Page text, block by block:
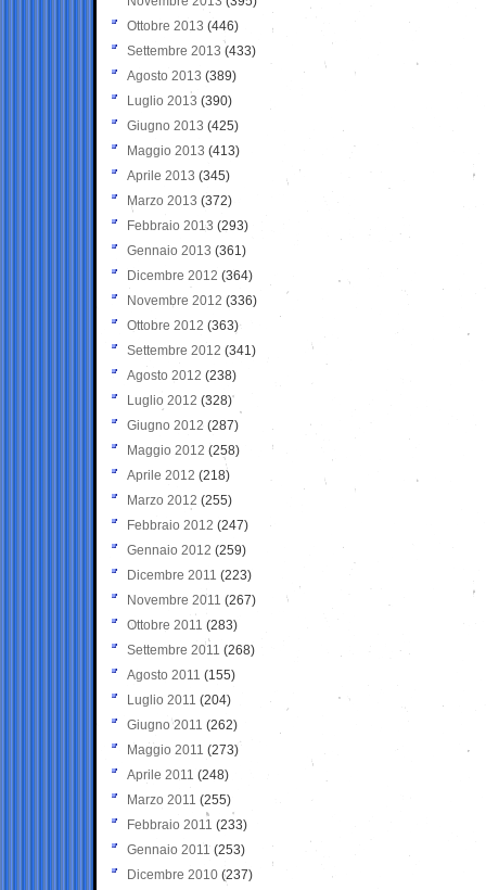
Ottobre 2013 (446)
Settembre 2013 (433)
Agosto 2013 (389)
Luglio 2013 (390)
Giugno 2013 (425)
Maggio 2013 (413)
Aprile 2013 (345)
Marzo 2013 (372)
Febbraio 2013 (293)
Gennaio 2013 (361)
Dicembre 2012 (364)
Novembre 2012 (336)
Ottobre 2012 (363)
Settembre 2012 (341)
Agosto 2012 (238)
Luglio 2012 (328)
Giugno 2012 (287)
Maggio 2012 (258)
Aprile 2012 (218)
Marzo 2012 (255)
Febbraio 2012 (247)
Gennaio 2012 (259)
Dicembre 2011 (223)
Novembre 2011 (267)
Ottobre 2011 (283)
Settembre 2011 (268)
Agosto 2011 (155)
Luglio 2011 (204)
Giugno 2011 (262)
Maggio 2011 (273)
Aprile 2011 (248)
Marzo 2011 (255)
Febbraio 2011 (233)
Gennaio 2011 (253)
Dicembre 2010 (237)